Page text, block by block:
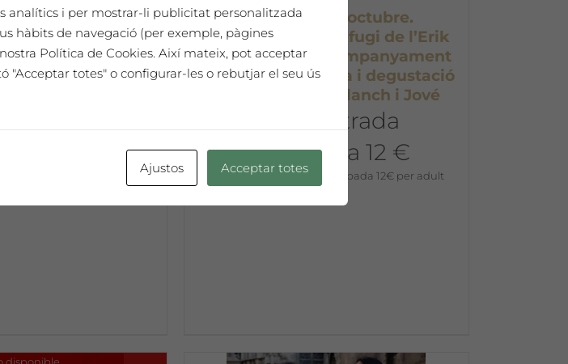
juliol a les 18h:
a La Vinya dels
persona
Dissabte 16 d’octubre.
Presentació de Refugi de l’Erik
Schmitz, amb acompanyament
musical de Lauzeta i degustació
de vins de Mas Blanch i Jové
Preu entrada
anticipada 12 €
12,00€Preu entrada anticipada 12€ per adult
analítics i per mostrar-li publicitat personalitzada
hàbits de navegació (per exemple, pàgines
Política de Cookies. Així mateix, pot acceptar
totes" o configurar-les o rebutjar el seu ús
Ajustos Acceptar totes